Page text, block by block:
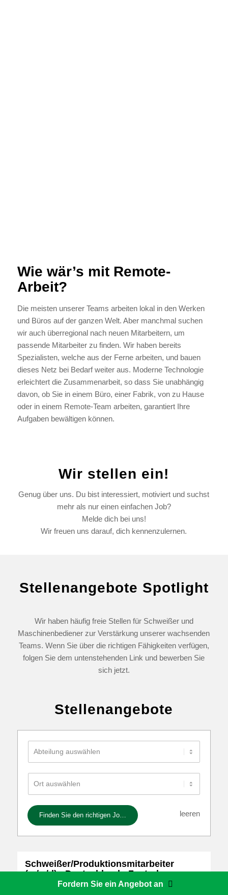
Wie wär’s mit Remote-
Arbeit?
Die meisten unserer Teams arbeiten lokal in den Werken
und Büros auf der ganzen Welt. Aber manchmal suchen
wir auch überregional nach neuen Mitarbeitern, um
passende Mitarbeiter zu finden. Wir haben bereits
Spezialisten, welche aus der Ferne arbeiten, und bauen
dieses Netz bei Bedarf weiter aus. Moderne Technologie
erleichtert die Zusammenarbeit, so dass Sie unabhängig
davon, ob Sie in einem Büro, einer Fabrik, von zu Hause
oder in einem Remote-Team arbeiten, garantiert Ihre
Aufgaben bewältigen können.
Wir stellen ein!
Genug über uns. Du bist interessiert, motiviert und suchst
mehr als nur einen einfachen Job?
Melde dich bei uns!
Wir freuen uns darauf, dich kennenzulernen.
Stellenangebote Spotlight
Wir haben häufig freie Stellen für Schweißer und
Maschinenbediener zur Verstärkung unserer wachsenden
Teams. Wenn Sie über die richtigen Fähigkeiten verfügen,
folgen Sie dem untenstehenden Link und bewerben Sie
sich jetzt.
Stellenangebote
Finden Sie den richtigen Job leeren
Schweißer/Produktionsmitarbeiter
(m/w/d) - Deutschland - Zentrale
WachtendonkFordern Sie ein Angebot an